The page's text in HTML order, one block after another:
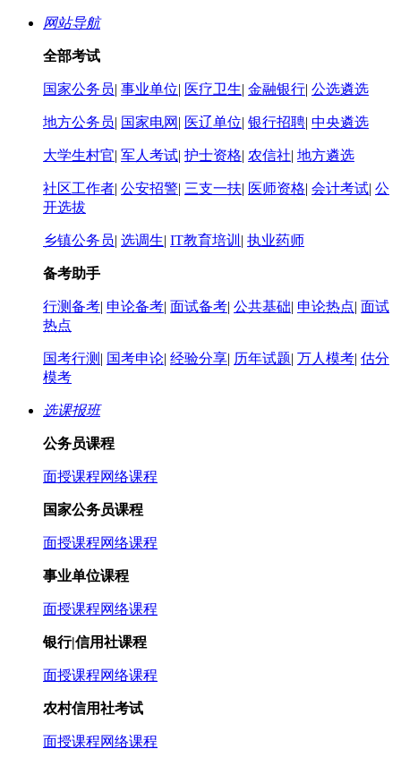
网站导航
全部考试
国家公务员| 事业单位| 医疗卫生| 金融银行| 公选遴选
地方公务员| 国家电网 | 医辽单位| 银行招聘| 中央遴选
大学生村官| 军人考试| 护士资格| 农信社| 地方遴选
社区工作者| 公安招警| 三支一扶| 医师资格| 会计考试| 公
开选拔
乡镇公务员| 选调生| IT教育培训 | 执业药师
备考助手
行测备考| 申论备考| 面试备考| 公共基础| 申论热点| 面试
热点
国考行测 | 国考申论| 经验分享| 历年试题| 万人模考| 估分
模考
选课报班
公务员课程
面授课程网络课程
国家公务员课程
面授课程网络课程
事业单位课程
面授课程网络课程
银行|信用社课程
面授课程网络课程
农村信用社考试
面授课程网络课程